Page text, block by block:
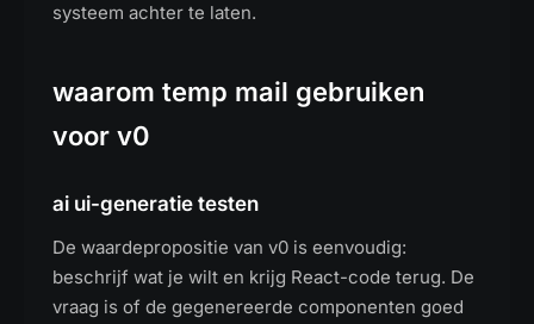
systeem achter te laten.
waarom temp mail gebruiken
voor v0
ai ui-generatie testen
De waardepropositie van v0 is eenvoudig:
beschrijf wat je wilt en krijg React-code terug. De
vraag is of de gegenereerde componenten goed